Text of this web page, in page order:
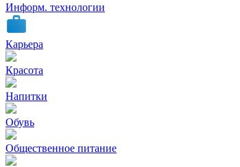
Информ. технологии
Карьера
Красота
Напитки
Обувь
Общественное питание